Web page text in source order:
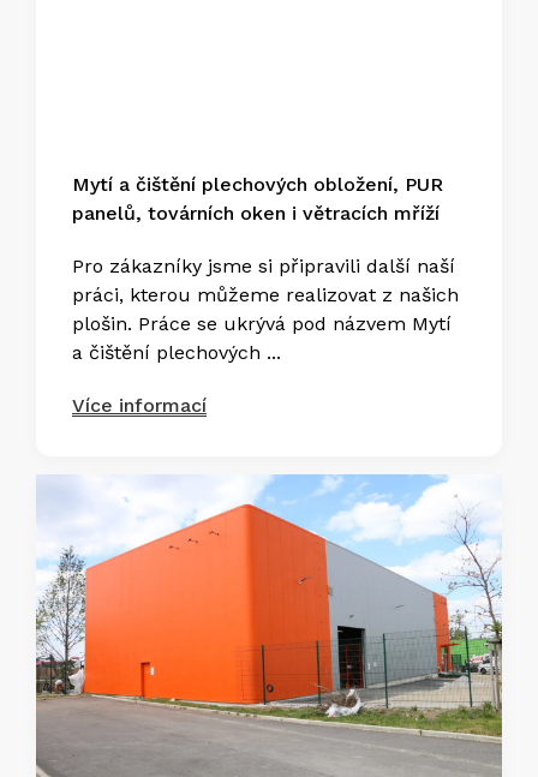
Mytí a čištění plechových obložení, PUR
panelů, továrních oken i větracích mříží
Pro zákazníky jsme si připravili další naší
práci, kterou můžeme realizovat z našich
plošin. Práce se ukrývá pod názvem Mytí
a čištění plechových ...
Více informací